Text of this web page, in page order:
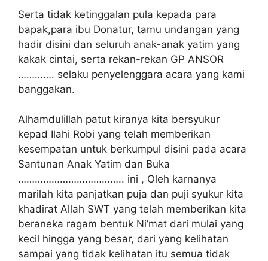
Serta tidak ketinggalan pula kepada para
bapak,para ibu Donatur, tamu undangan yang
hadir disini dan seluruh anak-anak yatim yang
kakak cintai, serta rekan-rekan GP ANSOR
…………. selaku penyelenggara acara yang kami
banggakan.
Alhamdulillah patut kiranya kita bersyukur
kepad Ilahi Robi yang telah memberikan
kesempatan untuk berkumpul disini pada acara
Santunan Anak Yatim dan Buka
……………………………….. ini , Oleh karnanya
marilah kita panjatkan puja dan puji syukur kita
khadirat Allah SWT yang telah memberikan kita
beraneka ragam bentuk Ni’mat dari mulai yang
kecil hingga yang besar, dari yang kelihatan
sampai yang tidak kelihatan itu semua tidak